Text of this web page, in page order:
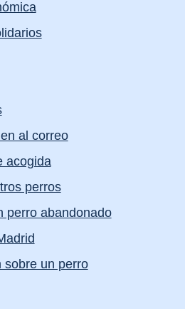
al correo
acogida
perros
perro abandonado
sobre un perro